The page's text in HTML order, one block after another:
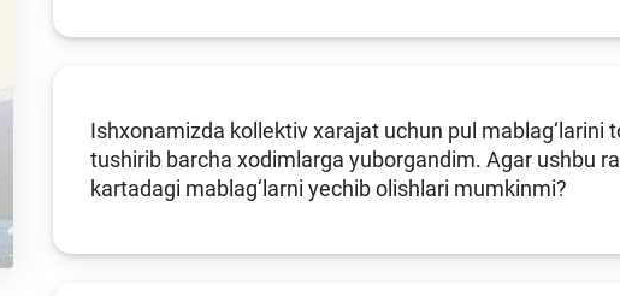
Ishxonamizda kollektiv xarajat uchun pul mablag‘larini
tushirib barcha xodimlarga yuborgandim. Agar ushbu
kartadagi mablag‘larni yechib olishlari mumkinmi?